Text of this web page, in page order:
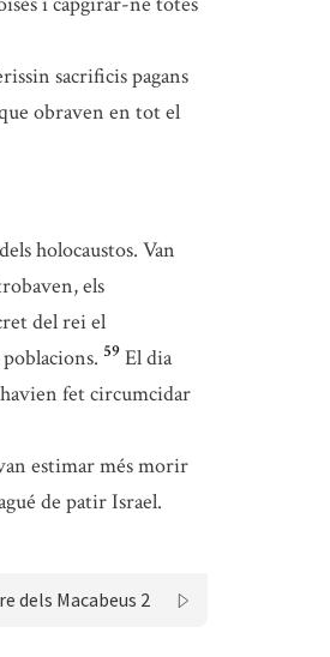
sacrificis pagans
obraven en tot el
holocaustos. Van
els
del rei el
59 El dia
fet circumcidar
estimar més morir
de patir Israel.
dels Macabeus 2